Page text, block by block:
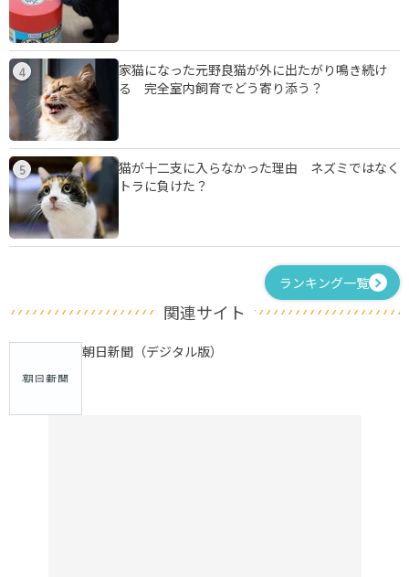
4
家猫になった元野良猫が外に出たがり鳴き続け
る 完全室内飼育でどう寄り添う？
5
猫が十二支に入らなかった理由 ネズミではなく
トラに負けた？
ランキング一覧
関連サイト
朝日新聞（デジタル版）